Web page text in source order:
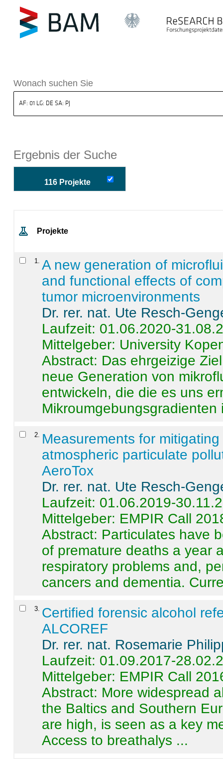
BAM
Wonach suchen Sie
Ergebnis der Suche
116 Projekte
Projekte
1
A new generation of
and functional effects of
tumor microenvironments
Dr. rer. nat. Ute Resch-
Laufzeit: 01.06.2020-
Mittelgeber: University
Abstract: Das ehrgeizige
neue Generation von
entwickeln, die die es uns
Mikroumgebungsgradienten
2
Measurements for
atmospheric particulate
AeroTox
Dr. rer. nat. Ute Resch-
Laufzeit: 01.06.2019-
Mittelgeber: EMPIR Call
Abstract: Particulates have
of premature deaths a year
respiratory problems and,
cancers and dementia.
3 Certified forensic alcohol
ALCOREF
Dr. rer. nat. Rosemarie
Laufzeit: 01.09.2017-
Mittelgeber: EMPIR Call
Abstract: More widespread
the Baltics and Southern
are high, is seen as a key
Access to breathalys ...